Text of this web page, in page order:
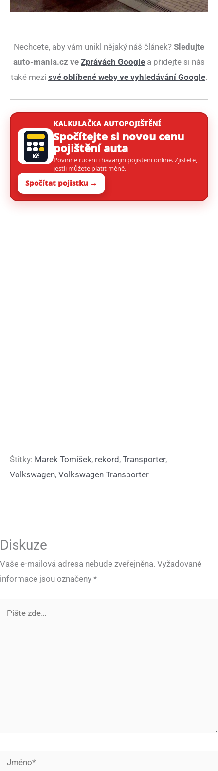
Nechcete, aby vám unikl nějaký náš článek? Sledujte
auto-mania.cz ve Zprávách Google a přidejte si nás
také mezi své oblíbené weby ve vyhledávání Google.
Kč
KALKULAČKA AUTOPOJIŠTĚNÍ
Spočítejte si novou cenu
pojištění auta
Povinné ručení i havarijní pojištění online. Zjistěte,
jestli můžete platit méně.
Spočítat pojistku →
Štítky: Marek Tomíšek, rekord , Transporter,
Volkswagen, Volkswagen Transporter
Diskuze
Vaše e-mailová adresa nebude zveřejněna. Vyžadované
informace jsou označeny *
Jméno*